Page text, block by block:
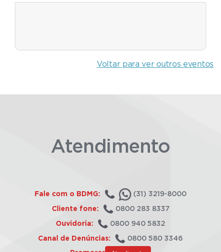
Voltar para ver outros eventos
Atendimento
Fale com o BDMG: (31) 3219-8000
Cliente fone: 0800 283 8337
Ouvidoria: 0800 940 5832
Canal de Denúncias: 0800 580 3346